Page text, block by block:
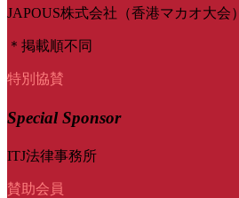
JAPOUS株式会社（香港マカオ大会）
＊掲載順不同
特別協賛
Special Sponsor
ITJ法律事務所
賛助会員